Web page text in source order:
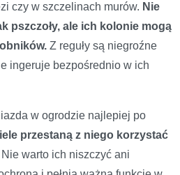
czy w szczelinach murów. Nie
pszczoły, ale ich kolonie mogą
Z reguły są niegroźne
ingeruje bezpośrednio w ich
w ogrodzie najlepiej po
przestaną z niego korzystać
Nie warto ich niszczyć ani